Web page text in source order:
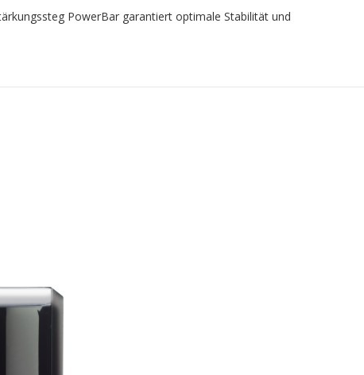
PowerBar garantiert optimale Stabilität und